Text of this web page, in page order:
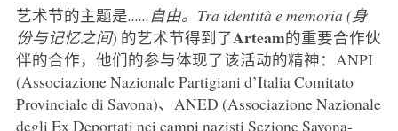
艺术节的主题是......自由。Tra identità e memoria (身
份与记忆之间) 的艺术节得到了Arteam的重要合作伙
伴的合作，他们的参与体现了该活动的精神：ANPI
(Associazione Nazionale Partigiani d’Italia Comitato
Provinciale di Savona)、ANED (Associazione Nazionale
degli Ex Deportati nei campi nazisti Sezione Savona-